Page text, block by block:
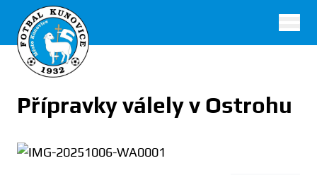
FK Kunovice
Přípravky válely v Ostrohu